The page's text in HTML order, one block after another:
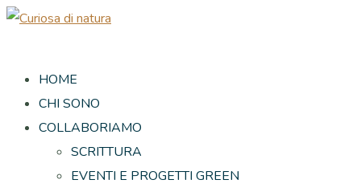
HOME
CHI SONO
COLLABORIAMO
SCRITTURA
EVENTI E PROGETTI GREEN